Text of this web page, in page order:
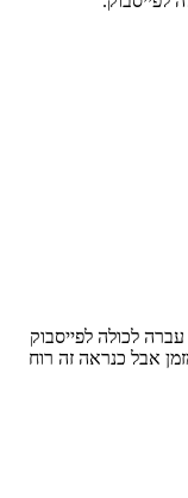
לכולה לפייסבוק
אבל כנראה זה רוח